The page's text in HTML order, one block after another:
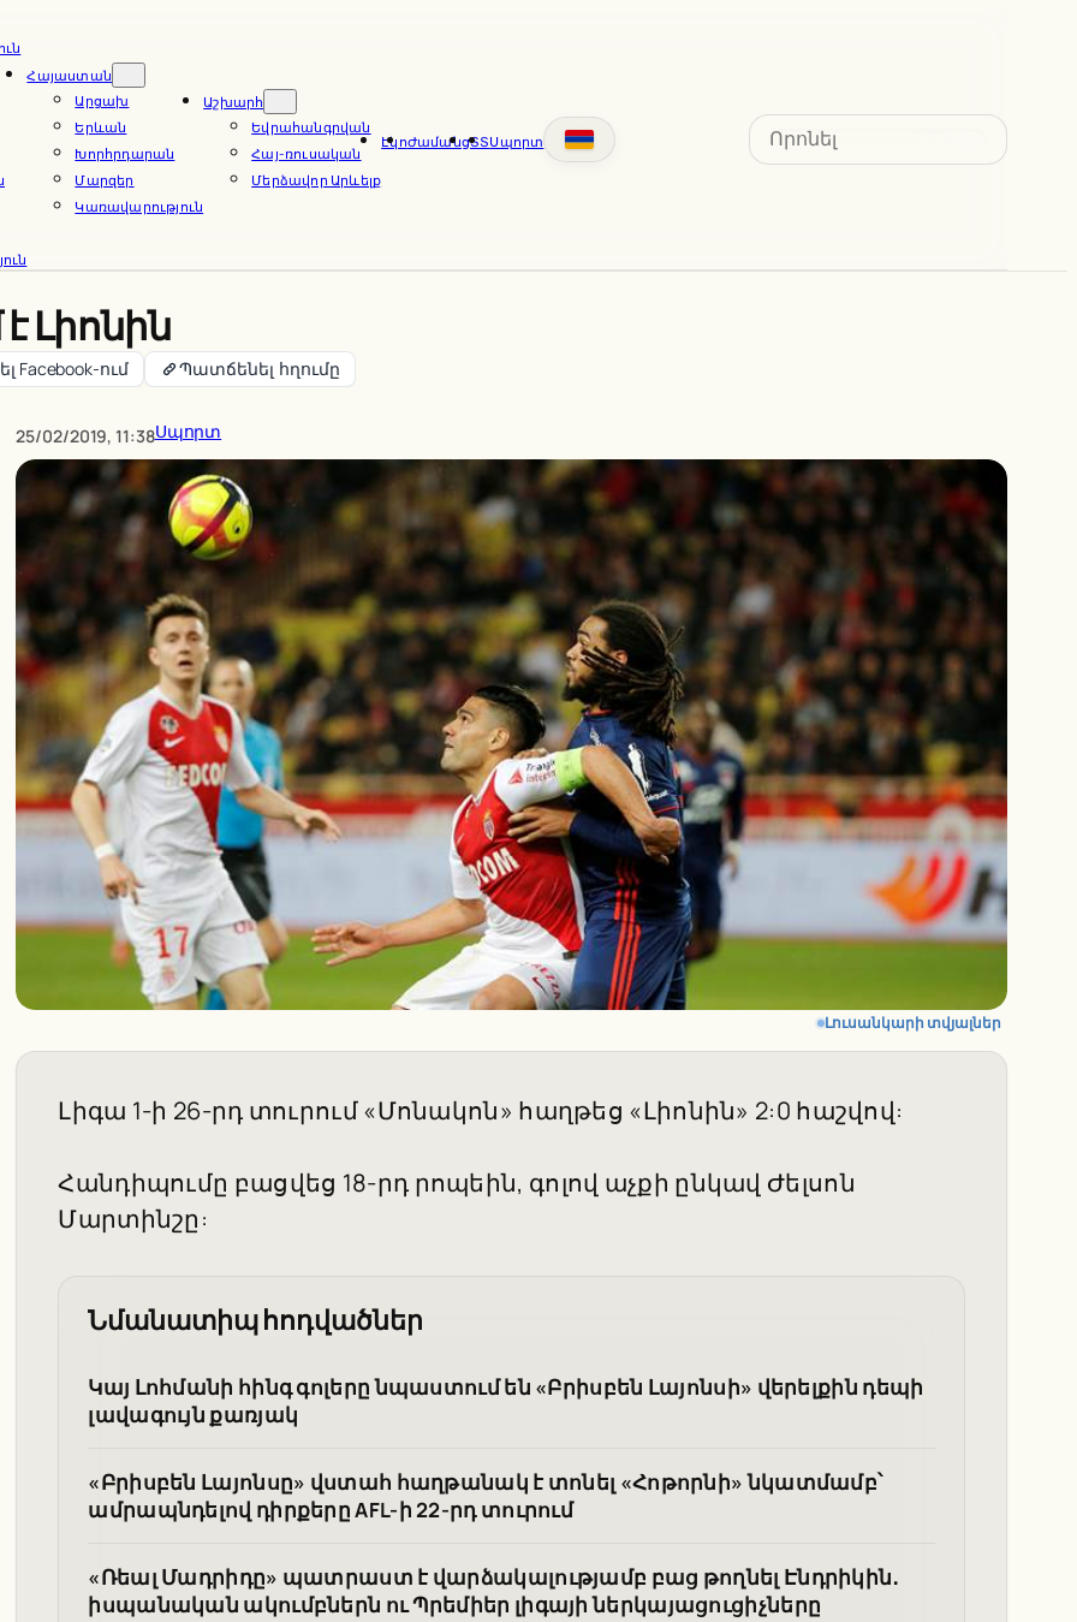
Հայաստան
Արցախ
Երևան
Խորհրդարան
Մարզեր
Կառավարություն
Աշխարհ
Եվրահանգրվան
Հայ-ռուսական
Մերձավոր Արևելք
ԷկոԺամանցՏՏՍպորտ
Search
Լիոնին
Facebook-ում Պատճենել հղումը
25/02/2019, 11:38Սպորտ
Լուսանկարի տվյալներ
Լիգա 1-ի 26-րդ տուրում «Մոնակոն» հաղթեց «Լիոնին» 2:0 հաշվով:
Հանդիպումը բացվեց 18-րդ րոպեին, գոլով աչքի ընկավ Ժելսոն
Մարտինշը:
Նմանատիպ հոդվածներ
Կայ Լոհմանի հինգ գոլերը նպաստում են «Բրիսբեն Լայոնսի» վերելքին դեպի
լավագույն քառյակ
«Բրիսբեն Լայոնսը» վստահ հաղթանակ է տոնել «Հոթորնի» նկատմամբ՝
ամրապնդելով դիրքերը AFL-ի 22-րդ տուրում
«Ռեալ Մադրիդը» պատրաստ է վարձակալությամբ բաց թողնել Էնդրիկին․
իսպանական ակումբներն ու Պրեմիեր լիգայի ներկայացուցիչները